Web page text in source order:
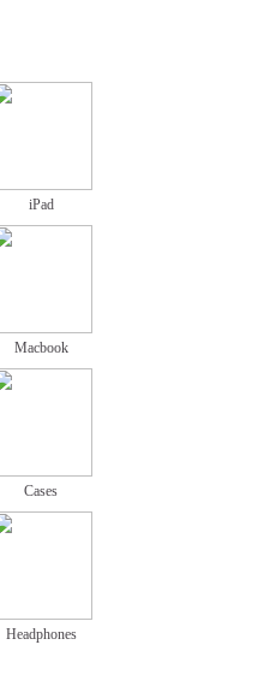
iPad
Macbook
Cases
Headphones